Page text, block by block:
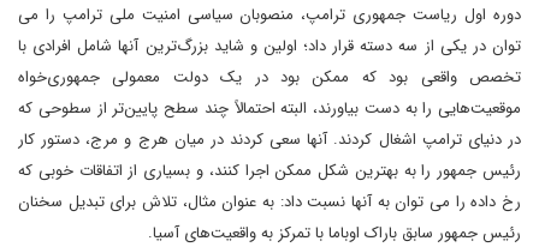
دوره اول ریاست جمهوری ترامپ، منصوبان سیاسی امنیت ملی ترامپ را می
توان در یکی از سه دسته قرار داد؛ اولین و شاید بزرگ‌ترین آنها شامل افرادی با
تخصص واقعی بود که ممکن بود در یک دولت معمولی جمهوری‌خواه
موقعیت‌هایی را به دست بیاورند، البته احتمالاً چند سطح پایین‌تر از سطوحی که
در دنیای ترامپ اشغال کردند. آنها سعی کردند در میان هرج و مرج، دستور کار
رئیس جمهور را به بهترین شکل ممکن اجرا کنند، و بسیاری از اتفاقات خوبی که
رخ داده را می توان به آنها نسبت داد: به عنوان مثال، تلاش برای تبدیل سخنان
رئیس جمهور سابق باراک اوباما با تمرکز به واقعیت‌های آسیا.